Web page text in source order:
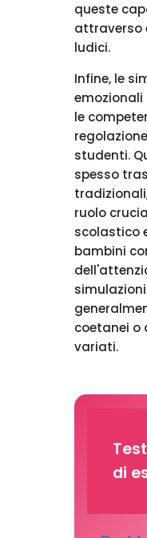
queste
attraverso
ludici.
Infine, le
le
studenti.
spesso
ruolo
scolastico
bambini
coetanei o
variati.
di